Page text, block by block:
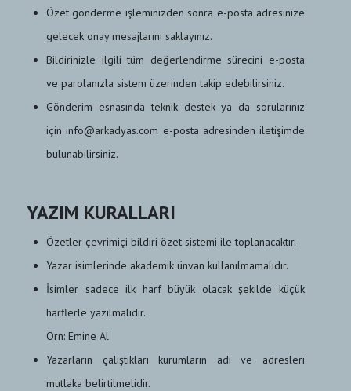
Özet gönderme işleminizden sonra e-posta adresinize
gelecek onay mesajlarını saklayınız.
Bildirinizle ilgili tüm değerlendirme sürecini e-posta
ve parolanızla sistem üzerinden takip edebilirsiniz.
Gönderim esnasında teknik destek ya da sorularınız
için info@arkadyas.com e-posta adresinden iletişimde
bulunabilirsiniz.
YAZIM KURALLARI
Özetler çevrimiçi bildiri özet sistemi ile toplanacaktır.
Yazar isimlerinde akademik ünvan kullanılmamalıdır.
İsimler sadece ilk harf büyük olacak şekilde küçük
harflerle yazılmalıdır.
Örn: Emine Al
Yazarların çalıştıkları kurumların adı ve adresleri
mutlaka belirtilmelidir.